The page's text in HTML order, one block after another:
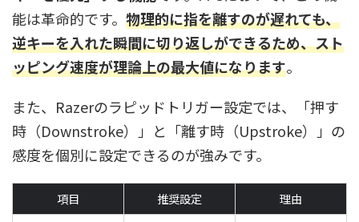
能は革命的です。 物理的に指を離すのが遅れても、
逆キーを入れた瞬間に切り返しができるため、スト
ッピング速度が理論上の最大値になります。
また、Razerのラピッドトリガー設定では、「押す
時（Downstroke）」と「離す時（Upstroke）」の
感度を個別に設定できるのが強みです。
項目 推奨設定
理由